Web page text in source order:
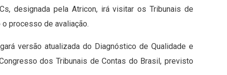
designada pela Atricon, irá visitar os Tribunais de
processo de avaliação.
versão atualizada do Diagnóstico de Qualidade e
dos Tribunais de Contas do Brasil, previsto